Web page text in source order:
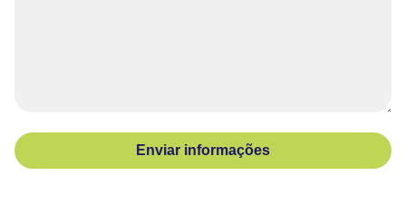
Enviar informações